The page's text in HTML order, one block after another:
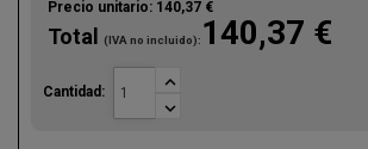
Precio unitario: 140,37 €
Total (IVA no incluido): 140,37 €
Cantidad:

